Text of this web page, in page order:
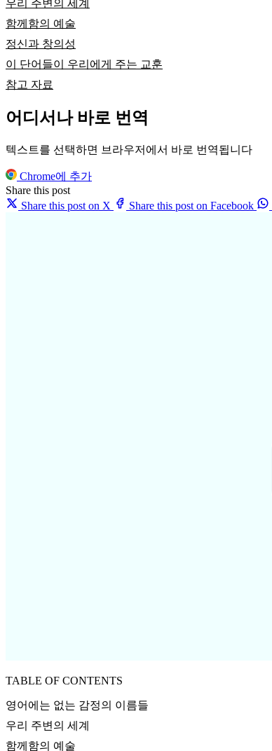
우리 주변의 세계
함께함의 예술
정신과 창의성
이 단어들이 우리에게 주는 교훈
참고 자료
어디서나 바로 번역
텍스트를 선택하면 브라우저에서 바로 번역됩니다
Chrome에 추가
Share this post
Share this post on X
Share this post on Facebook
TABLE OF CONTENTS
영어에는 없는 감정의 이름들
우리 주변의 세계
함께함의 예술